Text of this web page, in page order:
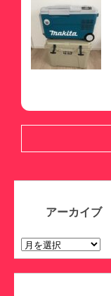
アーカイブ
ア
ー
カ